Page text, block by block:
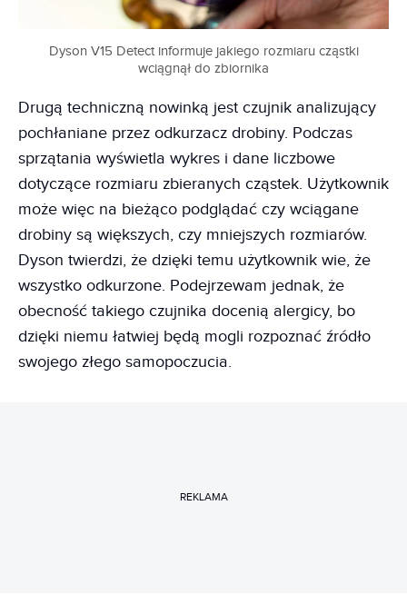
Dyson V15 Detect informuje jakiego rozmiaru cząstki
wciągnął do zbiornika
Drugą techniczną nowinką jest czujnik analizujący
pochłaniane przez odkurzacz drobiny. Podczas
sprzątania wyświetla wykres i dane liczbowe
dotyczące rozmiaru zbieranych cząstek. Użytkownik
może więc na bieżąco podglądać czy wciągane
drobiny są większych, czy mniejszych rozmiarów.
Dyson twierdzi, że dzięki temu użytkownik wie, że
wszystko odkurzone. Podejrzewam jednak, że
obecność takiego czujnika docenią alergicy, bo
dzięki niemu łatwiej będą mogli rozpoznać źródło
swojego złego samopoczucia.
REKLAMA